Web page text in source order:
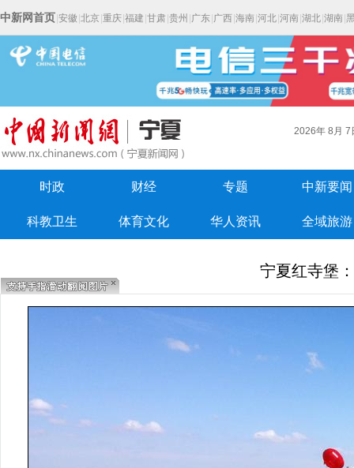
中新网首页 安徽 北京 重庆 福建 甘肃 贵州 广东 广西 海南 河北 河南 湖北 湖南
2026年 8月 7
时政 财经 专题 中新要闻
科教卫生 体育文化 华人资讯 全域旅游
宁夏红寺堡